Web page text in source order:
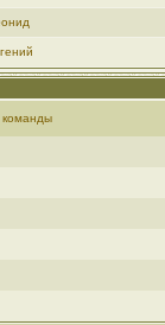
команды